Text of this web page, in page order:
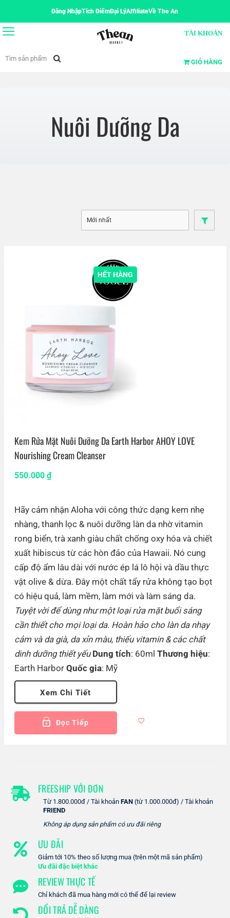
Đăng NhậpTích ĐiểmĐại LýAffiliateVề The An
TÀI KHOẢN
GIỎ HÀNG
Nuôi Dưỡng Da
HẾT HÀNG
Kem Rửa Mặt Nuôi Dưỡng Da Earth Harbor AHOY LOVE
Nourishing Cream Cleanser
550.000 ₫
Hãy cảm nhận Aloha với công thức dạng kem nhẹ
nhàng, thanh lọc & nuôi dưỡng làn da nhờ vitamin
rong biển, trà xanh giàu chất chống oxy hóa và chiết
xuất hibiscus từ các hòn đảo của Hawaii. Nó cung
cấp độ ẩm lâu dài với nước ép lá lô hội và dầu thực
vật olive & dừa. Đây một chất tẩy rửa không tạo bọt
có hiệu quả, làm mềm, làm mới và làm sáng da.
Tuyệt vời để dùng như một loại rửa mặt buổi sáng
cần thiết cho mọi loại da. Hoàn hảo cho làn da nhạy
cảm và da già, da xỉn màu, thiếu vitamin & các chất
dinh dưỡng thiết yếu Dung tích: 60ml Thương hiệu:
Earth Harbor Quốc gia: Mỹ
Xem Chi Tiết
Đọc Tiếp
FREESHIP VỚI ĐƠN
Từ 1.800.000đ / Tài khoản FAN (từ 1.000.000đ) / Tài khoản
FRIEND
Không áp dụng sản phẩm có ưu đãi riêng
ƯU ĐÃI
Giảm tới 10% theo số lượng mua (trên một mã sản phẩm)
Ưu đãi đặc biệt khác
REVIEW THỰC TẾ
Chỉ khách đã mua hàng mới có thể để lại review
ĐỔI TRẢ DỄ DÀNG